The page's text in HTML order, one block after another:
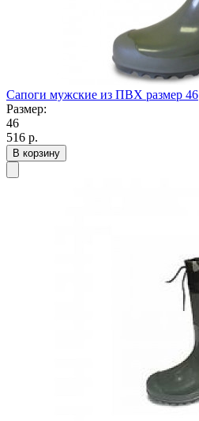
Сапоги мужские из ПВХ размер 46
Размер:
46
516 р.
В корзину